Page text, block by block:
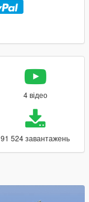
4 відео
91 524 завантажень